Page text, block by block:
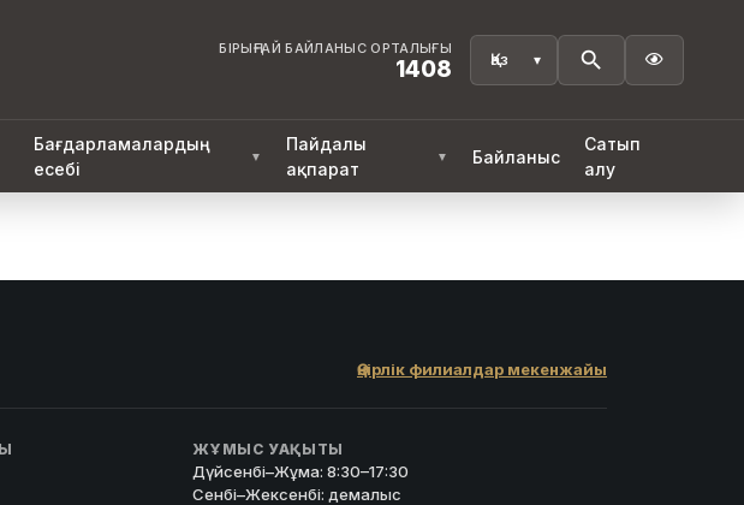
БІРЫҢҒАЙ БАЙЛАНЫС ОРТАЛЫҒЫ
1408 
Бағдарламалардың
есебі
▼
Пайдалы
ақпарат
▼ Байланыс
Сатып
алу
Өңірлік филиалдар мекенжайы
ЖҰМЫС УАҚЫТЫ
Дүйсенбі–Жұма: 8:30–17:30
Сенбі–Жексенбі: демалыс